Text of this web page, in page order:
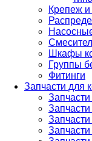
Крепеж
Шкафы
Группы
Фитинги
Запчасти для